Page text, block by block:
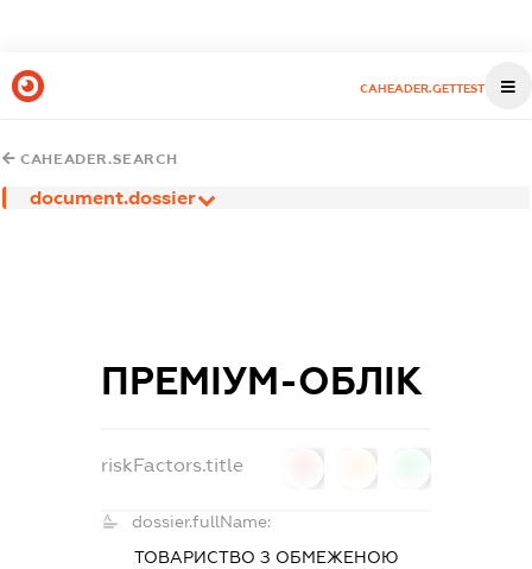
CAHEADER.GETTEST
CAHEADER.SEARCH
document.dossier
ПРЕМІУМ-ОБЛІК
riskFactors.title
dossier.fullName:
ТОВАРИСТВО З ОБМЕЖЕНОЮ